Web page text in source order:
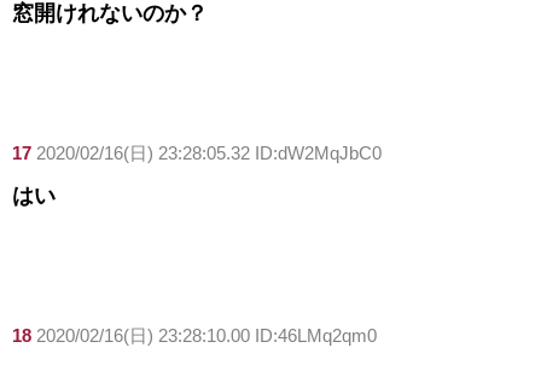
窓開けれないのか？
17 2020/02/16(日) 23:28:05.32 ID:dW2MqJbC0
はい
18 2020/02/16(日) 23:28:10.00 ID:46LMq2qm0